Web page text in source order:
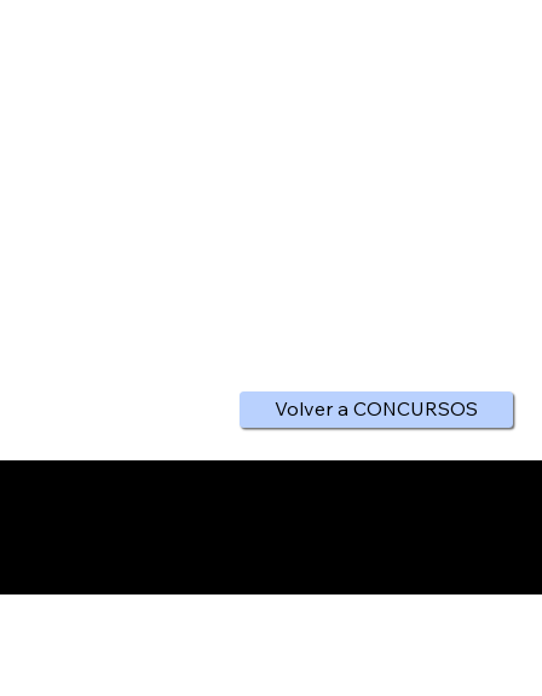
Volver a CONCURSOS